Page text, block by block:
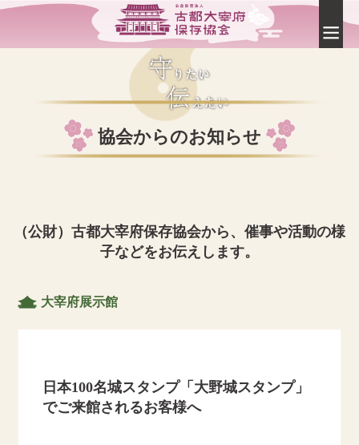
協会からのお知らせ
（公財）古都大宰府保存協会から、催事や活動の様
子などをお伝えします。
大宰府展示館
日本100名城スタンプ「大野城スタンプ」
でご来館されるお客様へ